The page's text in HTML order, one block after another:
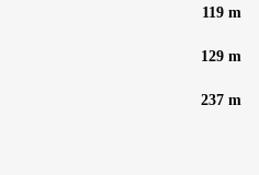
119 m
129 m
237 m